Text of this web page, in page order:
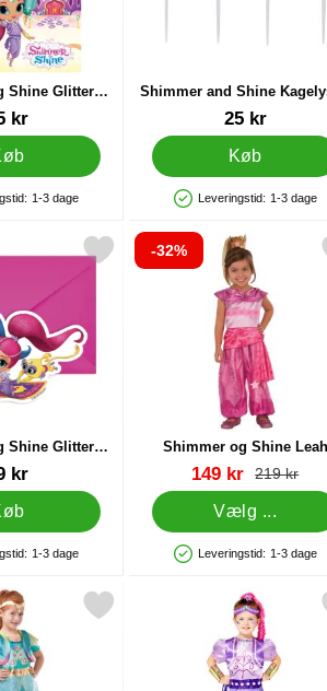
Shine Glitter
Slikposer
kr
På lager
1-3 dage
Shimmer and Shine
pak
25 kr
Køb
Produkttilgængelighed: På
Leveringstid: 1-3 dage
favorit
Shine Glitter
kr
På lager
1-3 dage
Shine Glitter Friends Invitationskort som favorit
-32%
Shimmer og Shine Leah
Børnekostume
Varenr 17627
pris
149 kr pris
219 kr
Vælg ...
Produkttilgængelighed: På
Leveringstid: 1-3 dage
Markér shimmer og Shine
shine Børnekostume som favoritMarkér kostume